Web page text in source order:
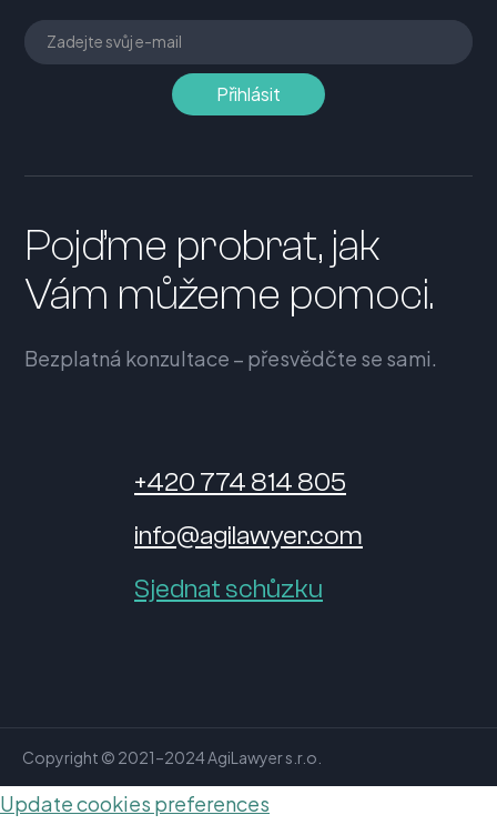
Pojďme probrat, jak
Vám můžeme pomoci.
Bezplatná konzultace – přesvědčte se sami.
+420 774 814 805
info@agilawyer.com
Sjednat schůzku
Copyright © 2021–2024 AgiLawyer s.r.o.
Update cookies preferences